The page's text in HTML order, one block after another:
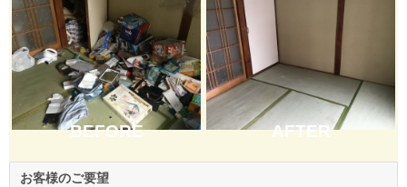
BEFORE AFTER
お客様のご要望